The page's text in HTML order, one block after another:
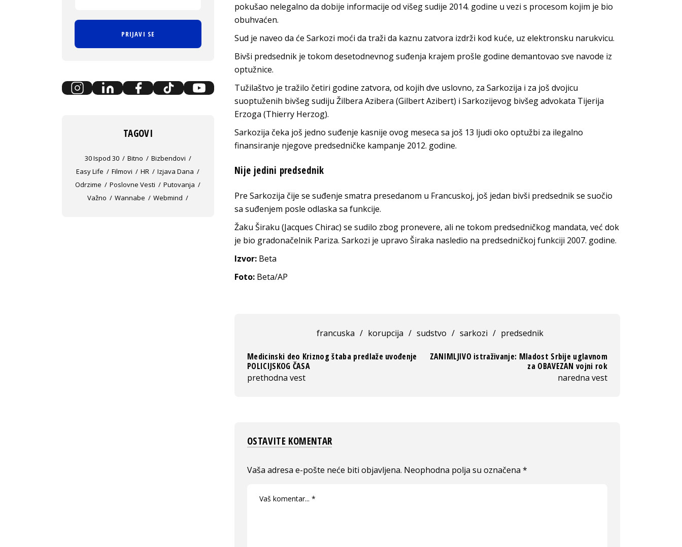
pokušao nelegalno da dobije informacije od višeg sudije 2014. godine u vezi s procesom kojim je bio
obuhvaćen.
Sud je naveo da će Sarkozi moći da traži da kaznu zatvora izdrži kod kuće, uz elektronsku narukvicu.
Bivši predsednik je tokom desetodnevnog suđenja krajem prošle godine demantovao sve navode iz
optužnice.
Tužilaštvo je tražilo četiri godine zatvora, od kojih dve uslovno, za Sarkozija i za još dvojicu
suoptuženih bivšeg sudiju Žilbera Azibera (Gilbert Azibert) i Sarkozijevog bivšeg advokata Tijerija
Erzoga (Thierry Herzog).
Sarkozija čeka još jedno suđenje kasnije ovog meseca sa još 13 ljudi oko optužbi za ilegalno
finansiranje njegove predsedničke kampanje 2012. godine.
Nije jedini predsednik
Pre Sarkozija čije se suđenje smatra presedanom u Francuskoj, još jedan bivši predsednik se suočio
sa suđenjem posle odlaska sa funkcije.
Žaku Širaku (Jacques Chirac) se sudilo zbog pronevere, ali ne tokom predsedničkog mandata, već dok
je bio gradonačelnik Pariza. Sarkozi je upravo Širaka nasledio na predsedničkoj funkciji 2007. godine.
Izvor: Beta
Foto: Beta/AP
francuska / korupcija / sudstvo / sarkozi / predsednik
Medicinski deo Kriznog štaba predlaže uvođenje
POLICIJSKOG ČASA
prethodna vest
ZANIMLJIVO istraživanje: Mladost Srbije uglavnom
za OBAVEZAN vojni rok
naredna vest
OSTAVITE KOMENTAR
Vaša adresa e-pošte neće biti objavljena. Neophodna polja su označena *
PRIJAVI SE
TAGOVI
30 Ispod 30 Bitno
Bizbendovi
Easy Life
Filmovi HR
Izjava Dana
Odrzime
Poslovne Vesti
Putovanja
Važno
Wannabe Webmind